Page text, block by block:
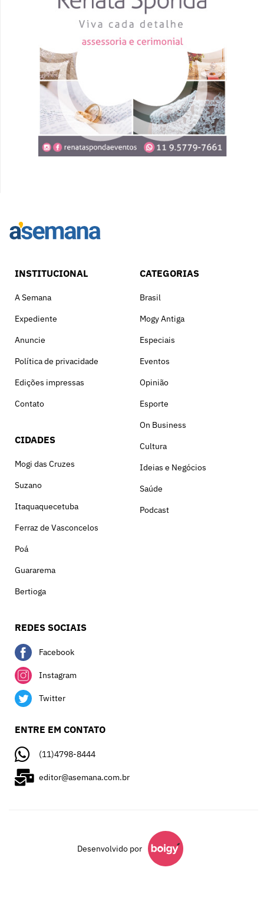
INSTITUCIONAL
A Semana
Expediente
Anuncie
Política de privacidade
Edições impressas
Contato
CIDADES
Mogi das Cruzes
Suzano
Itaquaquecetuba
Ferraz de Vasconcelos
Poá
Guararema
Bertioga
CATEGORIAS
Brasil
Mogy Antiga
Especiais
Eventos
Opinião
Esporte
On Business
Cultura
Ideias e Negócios
Saúde
Podcast
REDES SOCIAIS
Facebook
Instagram
Twitter
ENTRE EM CONTATO
(11)4798-8444
editor@asemana.com.br
Desenvolvido por